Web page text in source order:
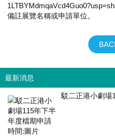
備註展覽名稱或申請單位。
最新消息
駁二正港小劇場